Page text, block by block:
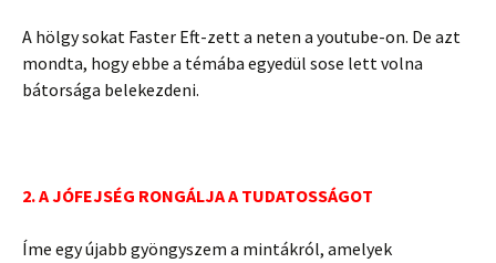
A hölgy sokat Faster Eft-zett a neten a youtube-on. De azt
mondta, hogy ebbe a témába egyedül sose lett volna
bátorsága belekezdeni.
2. A JÓFEJSÉG RONGÁLJA A TUDATOSSÁGOT
Íme egy újabb gyöngyszem a mintákról, amelyek